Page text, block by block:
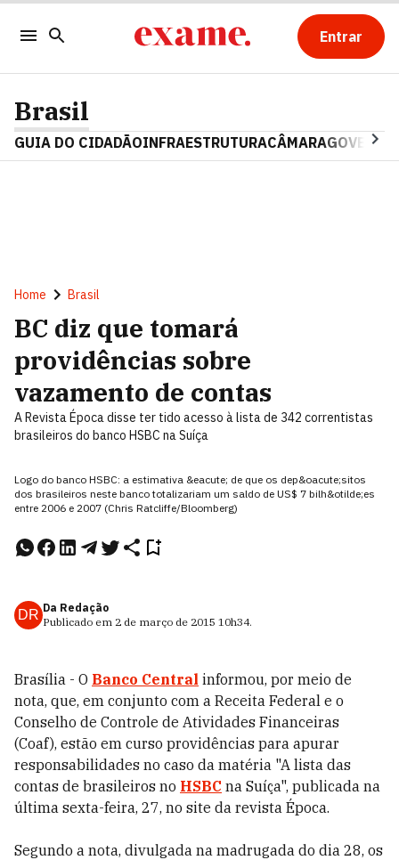
Entrar
Brasil
GUIA DO CIDADÃOINFRAESTRUTURACÂMARAGOVERNO
Home Brasil
BC diz que tomará
providências sobre
vazamento de contas
A Revista Época disse ter tido acesso à lista de 342 correntistas
brasileiros do banco HSBC na Suíça
Logo do banco HSBC: a estimativa &eacute; de que os dep&oacute;sitos
dos brasileiros neste banco totalizariam um saldo de US$ 7 bilh&otilde;es
entre 2006 e 2007 (Chris Ratcliffe/Bloomberg)
DR Da Redação
Publicado em 2 de março de 2015 10h34.
Brasília - O Banco Central informou, por meio de
nota, que, em conjunto com a Receita Federal e o
Conselho de Controle de Atividades Financeiras
(Coaf), estão em curso providências para apurar
responsabilidades no caso da matéria "A lista das
contas de brasileiros no HSBC na Suíça", publicada na
última sexta-feira, 27, no site da revista Época.
Segundo a nota, divulgada na madrugada do dia 28, os